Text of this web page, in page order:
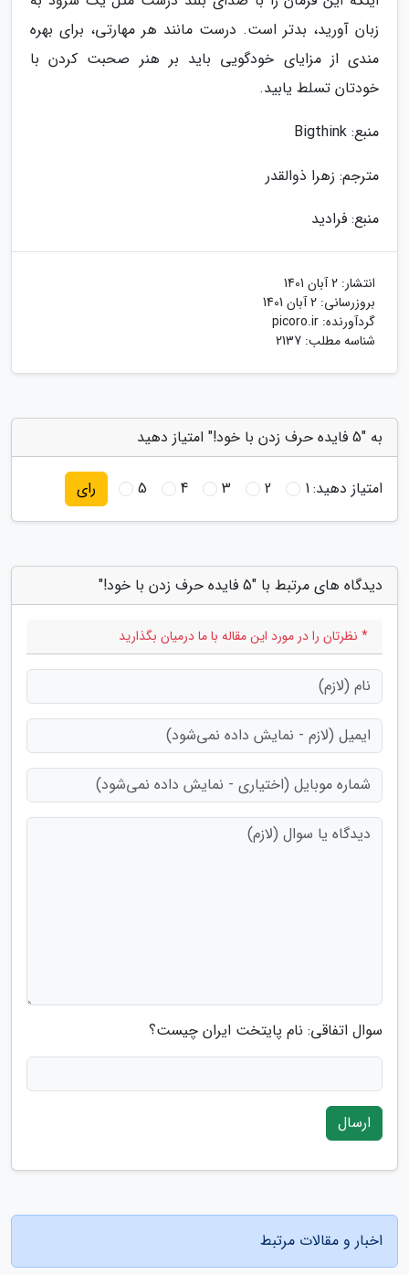
زبان آورید، بدتر است. درست مانند هر مهارتی، برای بهره
مندی از مزایای خودگویی باید بر هنر صحبت کردن با
خودتان تسلط یابید.
منبع: Bigthink
مترجم: زهرا ذوالقدر
منبع: فرادید
انتشار: 2 آبان 1401
بروزرسانی: 2 آبان 1401
گردآورنده: picoro.ir
شناسه مطلب: 2137
به "5 فایده حرف زدن با خود!" امتیاز دهید
امتیاز دهید:1
2
3
4
5 رای
دیدگاه های مرتبط با "5 فایده حرف زدن با خود!"
* نظرتان را در مورد این مقاله با ما درمیان بگذارید
سوال اتفاقی: نام پایتخت ایران چیست؟
ارسال
اخبار و مقالات مرتبط